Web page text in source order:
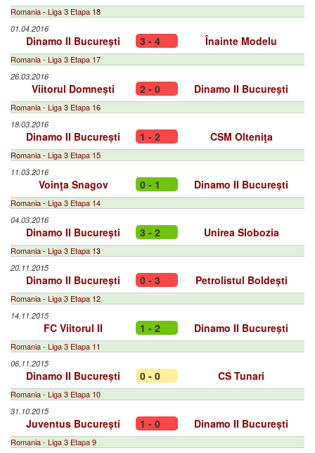
Romania - Liga 3 Etapa 18
01.04.2016
Dinamo II București 3 - 4 Înainte Modelu
Romania - Liga 3 Etapa 17
26.03.2016
Viitorul Domnești 2 - 0 Dinamo II București
Romania - Liga 3 Etapa 16
18.03.2016
Dinamo II București 1 - 2 CSM Olteniţa
Romania - Liga 3 Etapa 15
11.03.2016
Voinţa Snagov 0 - 1 Dinamo II București
Romania - Liga 3 Etapa 14
04.03.2016
Dinamo II București 3 - 2 Unirea Slobozia
Romania - Liga 3 Etapa 13
20.11.2015
Dinamo II București 0 - 3 Petrolistul Boldești
Romania - Liga 3 Etapa 12
14.11.2015
FC Viitorul II 1 - 2 Dinamo II București
Romania - Liga 3 Etapa 11
06.11.2015
Dinamo II București 0 - 0 CS Tunari
Romania - Liga 3 Etapa 10
31.10.2015
Juventus București 1 - 0 Dinamo II București
Romania - Liga 3 Etapa 9